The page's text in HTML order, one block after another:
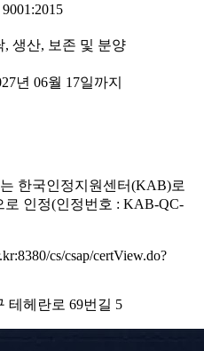
생산, 보존 및 분양
년 06월 17일까지
한국인정지원센터(KAB)로
인정(인정번호 : KAB-QC-
cs/csap/certView.do?
테헤란로 69번길 5